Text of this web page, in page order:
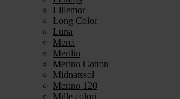
Lillemor
Long Color
Luna
Merci
Merilin
Merino Cotton
Midnatssol
Merino 120
Mille colori